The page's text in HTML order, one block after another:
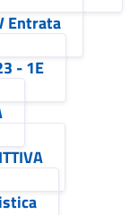
Entrata
- 1E